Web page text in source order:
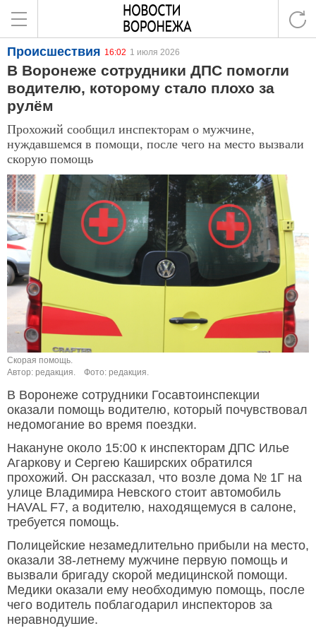
Происшествия 16:02 1 июля 2026
В Воронеже сотрудники ДПС помогли
водителю, которому стало плохо за
рулём
Прохожий сообщил инспекторам о мужчине,
нуждавшемся в помощи, после чего на место вызвали
скорую помощь
Скорая помощь.
Автор: редакция.
Фото: редакция.
В Воронеже сотрудники Госавтоинспекции
оказали помощь водителю, который почувствовал
недомогание во время поездки.
Накануне около 15:00 к инспекторам ДПС Илье
Агаркову и Сергею Каширских обратился
прохожий. Он рассказал, что возле дома № 1Г на
улице Владимира Невского стоит автомобиль
HAVAL F7, а водителю, находящемуся в салоне,
требуется помощь.
Полицейские незамедлительно прибыли на место,
оказали 38-летнему мужчине первую помощь и
вызвали бригаду скорой медицинской помощи.
Медики оказали ему необходимую помощь, после
чего водитель поблагодарил инспекторов за
неравнодушие.